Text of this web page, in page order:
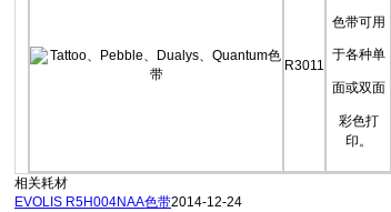
R3011
色带可用
于各种单
面或双面
彩色打
印。
相关耗材
EVOLIS R5H004NAA色带2014-12-24